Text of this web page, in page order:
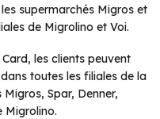
supermarchés Migros et
de Migrolino et Voi.
les clients peuvent
toutes les filiales de la
Spar, Denner,
Migrolino.